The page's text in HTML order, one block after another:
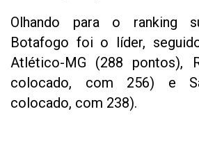
Olhando para o ranking
Botafogo foi o líder,
Atlético-MG (288 pontos),
colocado, com 256) e
colocado, com 238).